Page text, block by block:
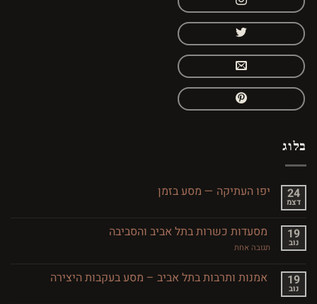
בלוג
24
דצמ
יפו העתיקה — מסע בזמן
יפו
העתיקה
—
19
נוב
מסעדות כשרות בתל אביב והסביבה
תגובה אחתעל
בתל
אביב 19
נוב
אמנות ותרבות בתל אביב – מסע בעקבות היצירה